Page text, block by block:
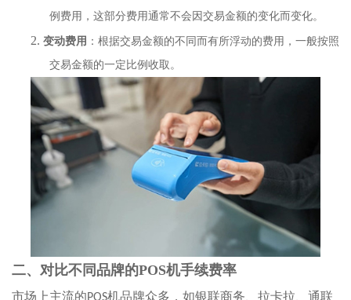
例费用，这部分费用通常不会因交易金额的变化而变化。
2. 变动费用 ：根据交易金额的不同而有所浮动的费用，一般按照
交易金额的一定比例收取。
二、对比不同品牌的POS机手续费率